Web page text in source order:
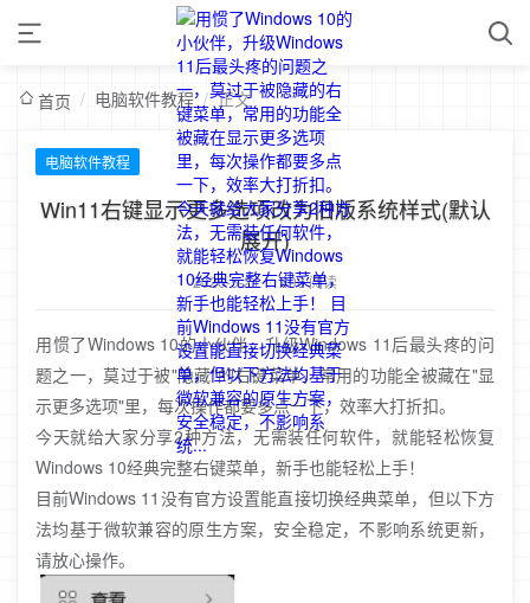
首页 / 电脑软件教程 / 正文
电脑软件教程
Win11右键显示更多选项改为旧版系统样式(默认
展开)
2026-5-21 / 496 阅读
用惯了Windows 10的小伙伴，升级Windows 11后最头疼的问
题之一，莫过于被"隐藏"的右键菜单，常用的功能全被藏在"显
示更多选项"里，每次操作都要多点一下，效率大打折扣。
今天就给大家分享2种方法，无需装任何软件，就能轻松恢复
Windows 10经典完整右键菜单，新手也能轻松上手！
目前Windows 11没有官方设置能直接切换经典菜单，但以下方
法均基于微软兼容的原生方案，安全稳定，不影响系统更新，
请放心操作。